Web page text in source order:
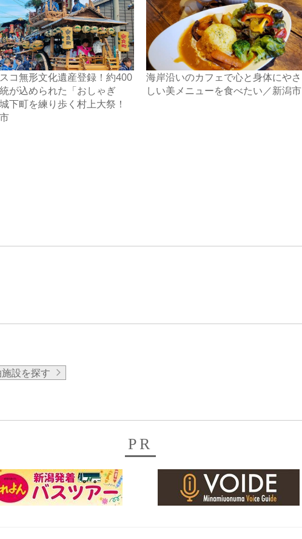
コ無形文化遺産登録！約400
が込められた「おしゃぎ
下町を練り歩く村上大祭！
海岸沿いのカフェで心と身体にやさ
しい美メニューを食べたい／新潟市
設を探す
PR